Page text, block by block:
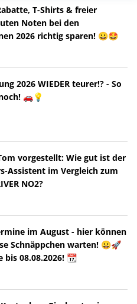
T-Shirts & freier
Noten bei den
2026 richtig sparen! 😀🤩
2026 WIEDER teurer!? - So
🚗💡
vorgestellt: Wie gut ist der
Assistent im Vergleich zum
NO2?
im August - hier können
Schnäppchen warten! 😀🚀
bis 08.08.2026! 📆